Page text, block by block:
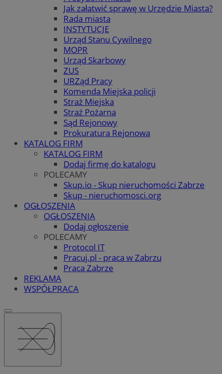
Jak załatwić sprawę w Urzędzie Miasta?
Rada miasta
INSTYTUCJE
Urząd Stanu Cywilnego
MOPR
Urząd Skarbowy
ZUS
URZąd Pracy
Komenda Miejska policji
Straż Miejska
Straż Pożarna
Sąd Rejonowy
Prokuratura Rejonowa
KATALOG FIRM
KATALOG FIRM
Dodaj firmę do katalogu
POLECAMY
Skup.io - Skup nieruchomości Zabrze
Skup - nieruchomosci.org
OGŁOSZENIA
OGŁOSZENIA
Dodaj ogłoszenie
POLECAMY
Protocol IT
Pracuj.pl - praca w Zabrzu
Praca Zabrze
REKLAMA
WSPÓŁPRACA